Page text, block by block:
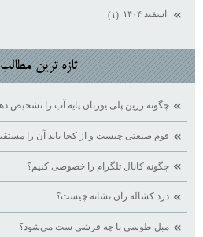
اسفند ۱۴۰۴ (۱)
تازه ترين مطالب
چگونه رزین پلی یورتان پایه آب را تشخیص
فوم صنعتی چیست و از کجا باید آن را مستقیم
چگونه کانال تلگرام را خصوصی کنیم؟
درد کشاله ران نشانه چیست؟
مبل طوسی با چه فرشی ست می‌شود؟